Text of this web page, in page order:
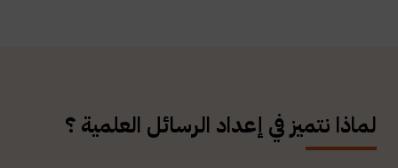
لماذا نتميز في إعداد الرسائل العلمية ؟